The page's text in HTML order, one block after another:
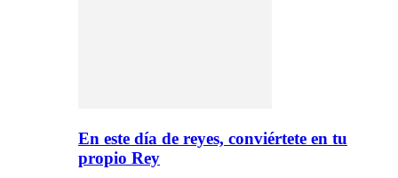
En este día de reyes, conviértete en tu
propio Rey